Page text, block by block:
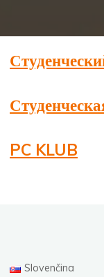
PC KLUB
Slovenčina